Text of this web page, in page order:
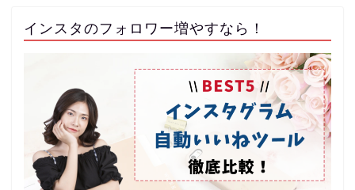
インスタのフォロワー増やすなら！